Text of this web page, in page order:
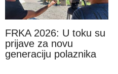
FRKA 2026: U toku su
prijave za novu
generaciju polaznika